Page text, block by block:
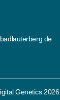
Genetics 2026